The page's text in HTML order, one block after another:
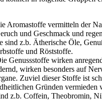
Aromastoffe vermitteln der
und Geschmack und
sind z.b. Ätherische Öle,
und Röststoffe.
Genussstoffe wirken
wirken besonders auf
Zuviel dieser Stoffe ist
Gründen vermieden
z.b. Coffein, Theobromin,